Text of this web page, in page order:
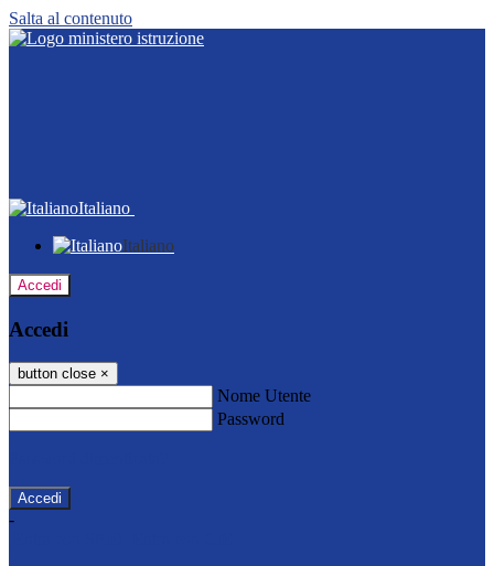
Salta al contenuto
Italiano
Italiano
Accedi
Accedi
button close ×
Nome Utente
Password
-